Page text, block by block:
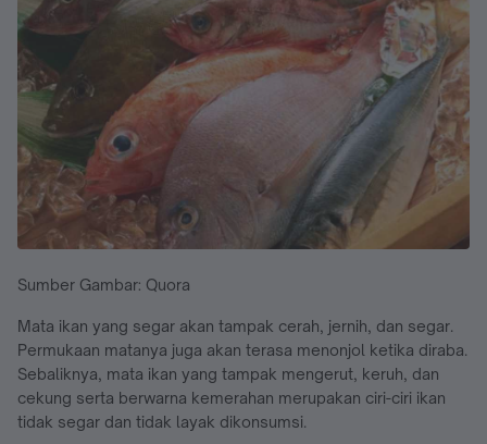
Sumber Gambar: Quora
Mata ikan yang segar akan tampak cerah, jernih, dan segar.
Permukaan matanya juga akan terasa menonjol ketika diraba.
Sebaliknya, mata ikan yang tampak mengerut, keruh, dan
cekung serta berwarna kemerahan merupakan ciri-ciri ikan
tidak segar dan tidak layak dikonsumsi.